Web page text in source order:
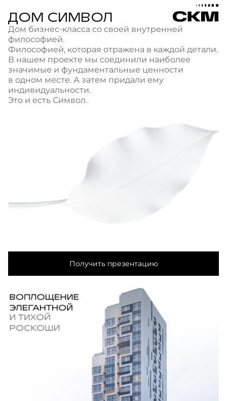
ДОМ СИМВОЛ
Дом бизнес-класса со своей внутренней
философией.
Философией, которая отражена в каждой детали.
В нашем проекте мы соединили наиболее
значимые и фундаментальные ценности
в одном месте. А затем придали ему
индивидуальности.
Это и есть Символ.
Получить презентацию